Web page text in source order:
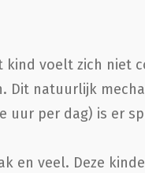
kind voelt zich niet
Dit natuurlijk
uur per dag) is er
en veel. Deze